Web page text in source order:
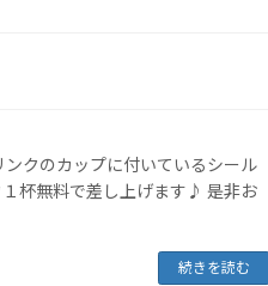
ンクのカップに付いているシール
１杯無料で差し上げます♪ 是非お
続きを読む